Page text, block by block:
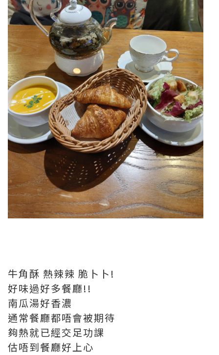
牛角酥 熱辣辣 脆卜卜!
好味過好多餐廳!!
南瓜湯好香濃
通常餐廳都唔會被期待
夠熱就已經交足功課
估唔到餐廳好上心